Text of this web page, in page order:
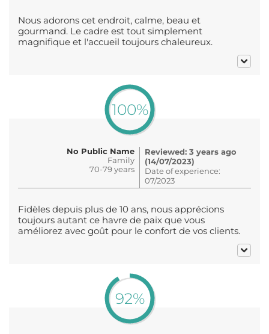
Nous adorons cet endroit, calme, beau et
gourmand. Le cadre est tout simplement
magnifique et l'accueil toujours chaleureux.
100%
No Public Name
Family
70-79 years
Reviewed: 3 years ago
(14/07/2023)
Date of experience:
07/2023
Fidèles depuis plus de 10 ans, nous apprécions
toujours autant ce havre de paix que vous
améliorez avec goût pour le confort de vos clients.
92%